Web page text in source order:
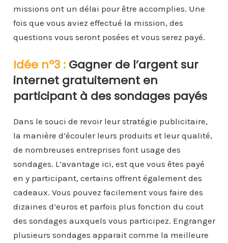
missions ont un délai pour être accomplies. Une
fois que vous aviez effectué la mission, des
questions vous seront posées et vous serez payé.
Idée n°3 :Gagner de l’argent sur
internet gratuitement en
participant à des sondages payés
Dans le souci de revoir leur stratégie publicitaire,
la manière d’écouler leurs produits et leur qualité,
de nombreuses entreprises font usage des
sondages. L’avantage ici, est que vous êtes payé
en y participant, certains offrent également des
cadeaux. Vous pouvez facilement vous faire des
dizaines d’euros et parfois plus fonction du cout
des sondages auxquels vous participez. Engranger
plusieurs sondages apparait comme la meilleure